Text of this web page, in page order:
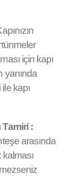
için kapı
yanında
kapı
Tamiri :
arasında